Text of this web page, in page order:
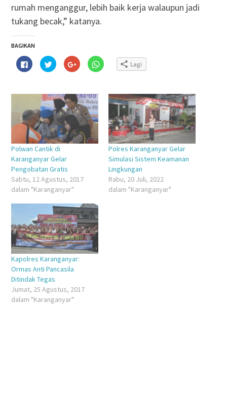
rumah menganggur, lebih baik kerja walaupun jadi
tukang becak,” katanya.
BAGIKAN
Klik
untuk
membagikan
di
jendela
yang
baru)
Klik
untuk
berbagi
di
jendela
yang
baru)
Klik
untuk
berbagi
(Membuka
di
jendela
yang
baru)
Klik
untuk
jendela
yang
baru)
Lagi
Polwan Cantik di
Karanganyar Gelar
Pengobatan Gratis
Sabtu, 12 Agustus, 2017
dalam "Karanganyar"
Polres Karanganyar Gelar
Simulasi Sistem Keamanan
Lingkungan
Rabu, 20 Juli, 2022
dalam "Karanganyar"
Kapolres Karanganyar:
Ormas Anti Pancasila
Ditindak Tegas
Jumat, 25 Agustus, 2017
dalam "Karanganyar"